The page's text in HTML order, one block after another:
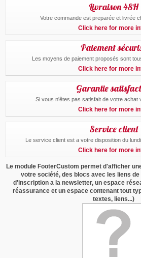
Livraison 48H
Votre commande est preparée et livrée
Click here for more
Paiement
Les moyens de paiement proposés sont
Click here for more
Garantie
Si vous n'êtes pas satisfait de votre achat
Click here for more
Service client
Le service client est a votre disposition du
Click here for more
Le module FooterCustom permet d'afficher
votre société, des blocs avec les liens
d'inscription a la newsletter, un espace
réassurance et un espace contenant tout
textes, liens...)